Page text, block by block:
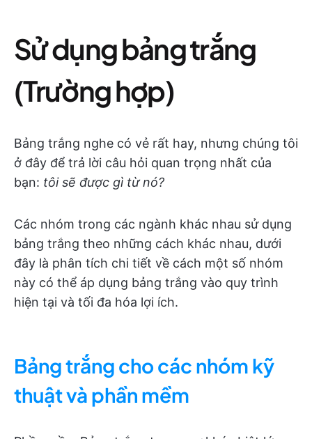
Sử dụng bảng trắng
(Trường hợp)
Bảng trắng nghe có vẻ rất hay, nhưng chúng tôi
ở đây để trả lời câu hỏi quan trọng nhất của
bạn: tôi sẽ được gì từ nó?
Các nhóm trong các ngành khác nhau sử dụng
bảng trắng theo những cách khác nhau, dưới
đây là phân tích chi tiết về cách một số nhóm
này có thể áp dụng bảng trắng vào quy trình
hiện tại và tối đa hóa lợi ích.
Bảng trắng cho các nhóm kỹ
thuật và phần mềm